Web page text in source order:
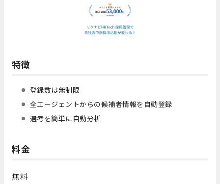
特徴
登録数は無制限
全エージェントからの候補者情報を自動登録
選考を簡単に自動分析
料金
無料